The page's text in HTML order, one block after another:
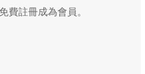
費註冊成為會員。